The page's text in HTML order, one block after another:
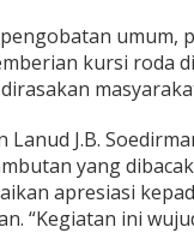
umum,
kursi roda
Lanud J.B.
yang
apresiasi
“Kegiatan ini